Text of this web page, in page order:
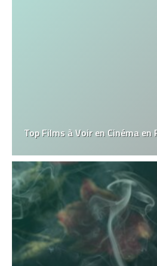
Top Films à Voir en Cinéma en